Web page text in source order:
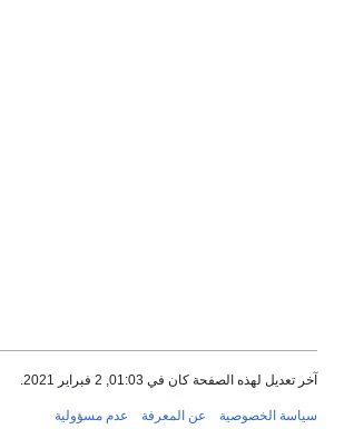
آخر تعديل لهذه الصفحة كان في 01:03, 2 فبراير 2021.
سياسة الخصوصية عن المعرفة عدم مسؤولية